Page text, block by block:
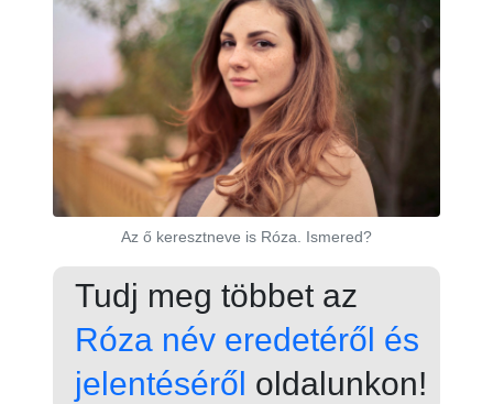
Az ő keresztneve is Róza. Ismered?
Tudj meg többet az
Róza név eredetéről és
jelentéséről oldalunkon!